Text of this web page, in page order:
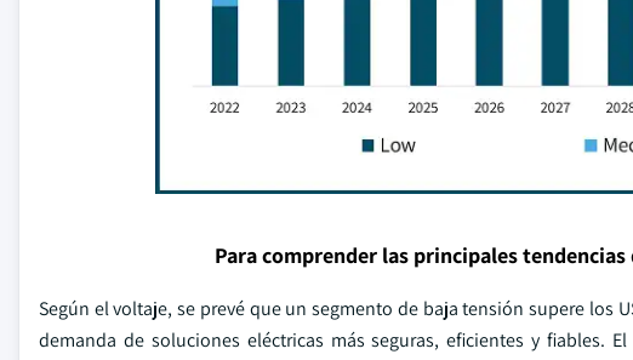
Para comprender las principales tendencias
Según el voltaje, se prevé que un segmento de baja tensión supere los
demanda de soluciones eléctricas más seguras, eficientes y fiables.